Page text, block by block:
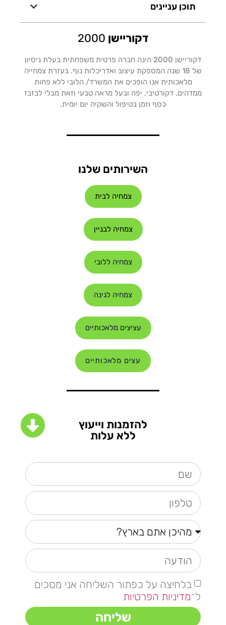
תוכן עניינים
דקוריישן 2000
דקוריישן 2000 הינה חברה פרטית משפחתית בעלת ניסיון
של 18 שנה המספקת עיצוב ואדריכלות נוף. בעזרת צמחייה
מלאכותית אנו הופכים את המשרד/ הלובי ללא פחות
ממדהים, דקורטיבי, יפה ובעל מראה טבעי וזאת מבלי לבזבז
כסף וזמן בטיפול והשקיה יום יומית.
השירותים שלנו
צמחיה לבית
צמחיה לבניין
צמחיה ללובי
צמחיה לגינה
עציצים מלאכותיים
עצים מלאכותיים
להזמנות וייעוץ
ללא עלות
בלחיצה על כפתור השליחה אני מסכים
ל־מדיניות הפרטיות
שליחה